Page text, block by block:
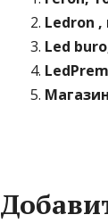
Ledron ,
Led